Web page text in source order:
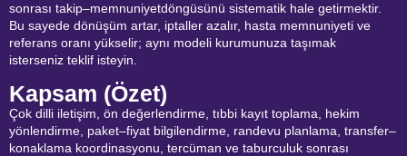
sonrası takip–memnuniyetdöngüsünü sistematik hale getirmektir.
Bu sayede dönüşüm artar, iptaller azalır, hasta memnuniyeti ve
referans oranı yükselir; aynı modeli kurumunuza taşımak
isterseniz teklif isteyin.
Kapsam (Özet)
Çok dilli iletişim, ön değerlendirme, tıbbi kayıt toplama, hekim
yönlendirme, paket–fiyat bilgilendirme, randevu planlama, transfer–
konaklama koordinasyonu, tercüman ve taburculuk sonrası